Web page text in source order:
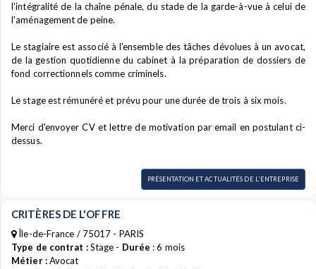
l'intégralité de la chaîne pénale, du stade de la garde-à-vue à celui de
l'aménagement de peine.
Le stagiaire est associé à l'ensemble des tâches dévolues à un avocat,
de la gestion quotidienne du cabinet à la préparation de dossiers de
fond correctionnels comme criminels.
Le stage est rémunéré et prévu pour une durée de trois à six mois.
Merci d'envoyer CV et lettre de motivation par email en postulant ci-
dessus.
PRÉSENTATION ET ACTUALITÉS DE L'ENTREPRISE
CRITÈRES DE L'OFFRE
Île-de-France / 75017 - PARIS
Type de contrat :Stage - Durée : 6 mois
Métier :Avocat